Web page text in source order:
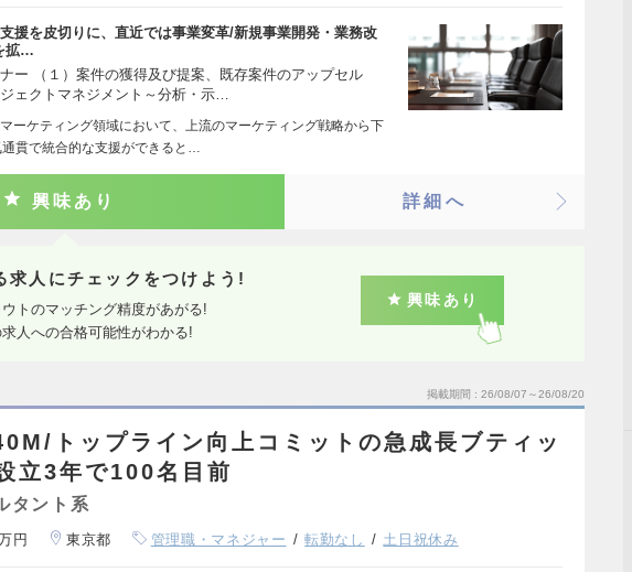
援を皮切りに、直近では事業変革/新規事業開発・業務改
拡…
ー （１）案件の獲得及び提案、既存案件のアップセル
ェクトマネジメント～分析・示…
ーケティング領域において、上流のマーケティング戦略から下
貫で統合的な支援ができると…
興味あり 詳細へ
求人にチェックをつけよう!
ウトのマッチング精度があがる!
求人への合格可能性がわかる!
興味あり
掲載期間 26/08/07～26/08/20
トップライン向上コミットの急成長ブティッ
立3年で100名目前
タント系
円 東京都 管理職・マネジャー 転勤なし 土日祝休み